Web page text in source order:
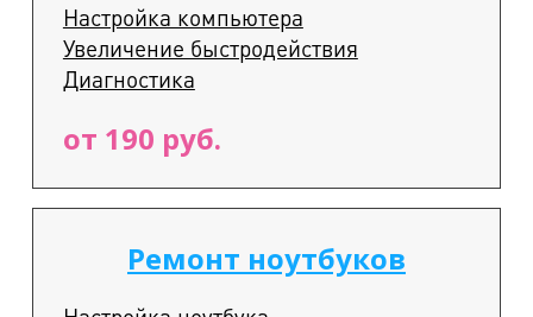
Настройка компьютера
Увеличение быстродействия
Диагностика
от 190 руб.
Ремонт ноутбуков